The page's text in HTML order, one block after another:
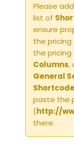
Please
list of
ensure
the
the pricing
Columns,
General
paste the
(http://
there.